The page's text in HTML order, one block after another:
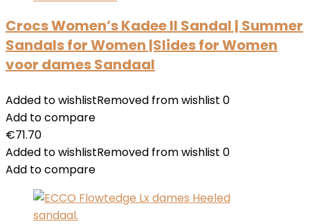
Crocs Women’s Kadee II Sandal | Summer
Sandals for Women |Slides for Women
voor dames Sandaal
Added to wishlistRemoved from wishlist 0
Add to compare
€71.70
Added to wishlistRemoved from wishlist 0
Add to compare